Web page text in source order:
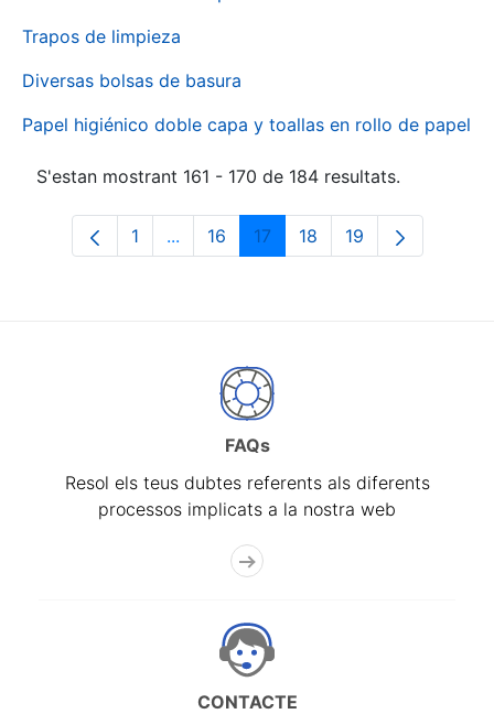
Trapos de limpieza
Diversas bolsas de basura
Papel higiénico doble capa y toallas en rollo de papel
S'estan mostrant 161 - 170 de 184 resultats.
Pàgina
1 ...Pàgines intermèdies Utilitzeu TAB per
Pàgina
16 Pàgina
17 Pàgina
18 Pàgina
19
FAQs
Resol els teus dubtes referents als diferents
processos implicats a la nostra web
CONTACTE